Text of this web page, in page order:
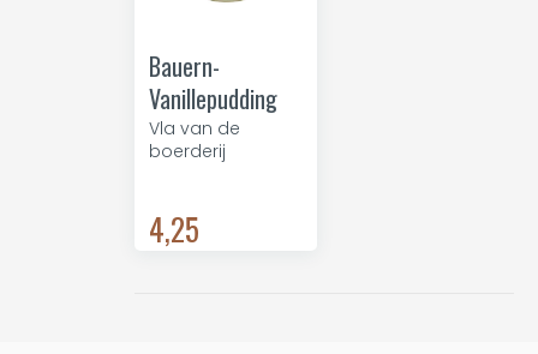
Bauern-
Vanillepudding
Vla van de
boerderij
4,25